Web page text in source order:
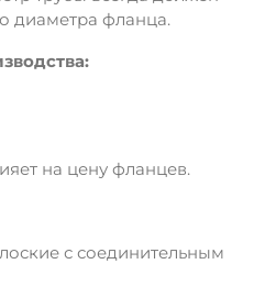
диаметра фланца.
на цену фланцев.
с соединительным